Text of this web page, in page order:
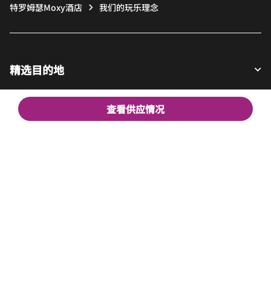
查看供应情况
特罗姆瑟Moxy酒店 我们的玩乐理念
精选目的地
宾客适用